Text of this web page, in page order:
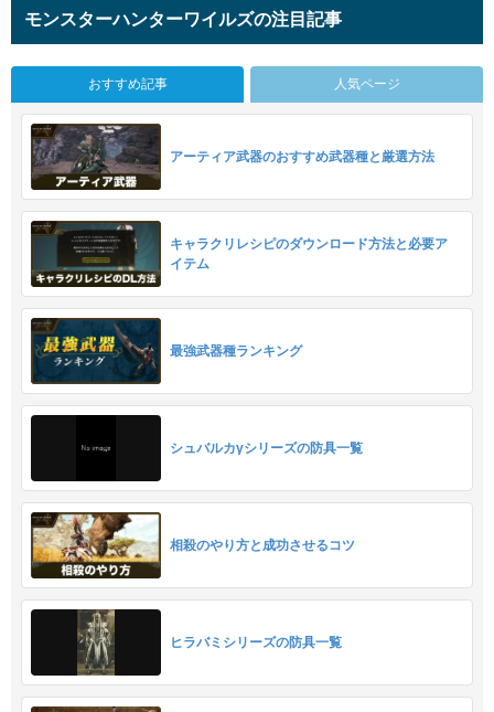
モンスターハンターワイルズの注目記事
おすすめ記事 人気ページ
アーティア武器のおすすめ武器種と厳選方法
キャラクリレシピのダウンロード方法と必要ア
イテム
最強武器種ランキング
シュバルカγシリーズの防具一覧
相殺のやり方と成功させるコツ
ヒラバミシリーズの防具一覧